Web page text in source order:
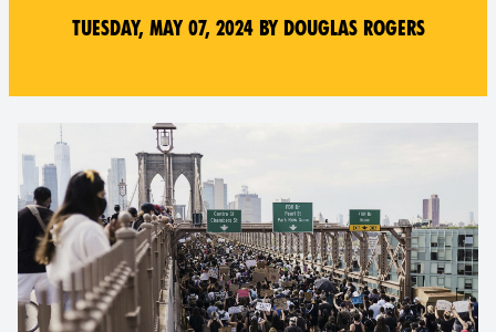
Tuesday, May 07, 2024 by Douglas Rogers